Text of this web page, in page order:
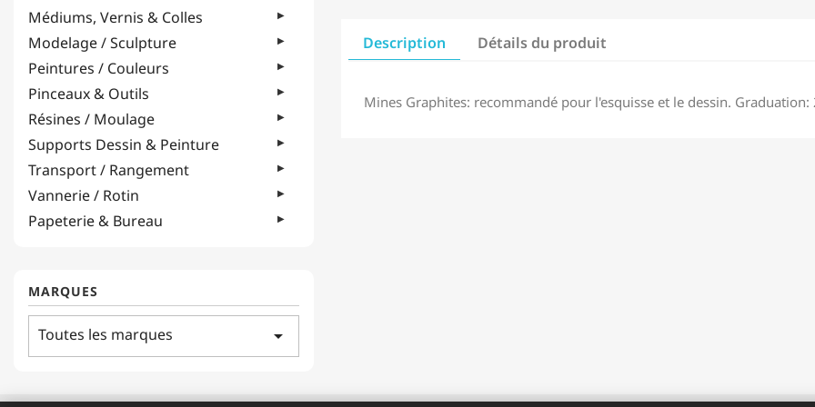
Médiums, Vernis & Colles
Modelage / Sculpture
Peintures / Couleurs
Pinceaux & Outils
Résines / Moulage
Supports Dessin & Peinture
Transport / Rangement
Vannerie / Rotin
Papeterie & Bureau
MARQUES
Toutes les marques arrow_drop_down
Description Détails du produit
Mines Graphites: recommandé pour l'esquisse et le dessin. Graduation: